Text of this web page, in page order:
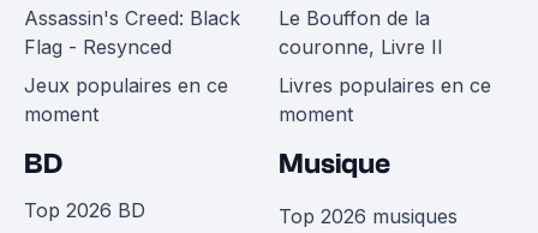
Assassin's Creed: Black
Flag - Resynced
Jeux populaires en ce
moment
Le Bouffon de la
couronne, Livre II
Livres populaires en ce
moment
BD
Top 2026 BD
Musique
Top 2026 musiques